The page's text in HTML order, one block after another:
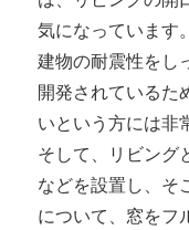
気になっています
建物の耐震性をし
開発されているた
いという方には非
そして、リビング
などを設置し、そ
について、窓をフ